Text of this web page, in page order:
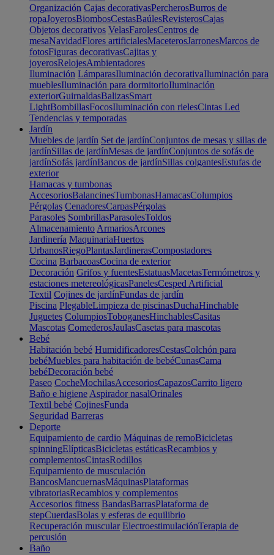
Organización Cajas decorativasPercherosBurros de
ropaJoyerosBiombosCestasBaúlesRevisterosCajas
Objetos decorativos VelasFarolesCentros de
mesaNavidadFlores artificialesMaceterosJarronesMarcos de
fotosFiguras decorativasCajitas y
joyerosRelojesAmbientadores
Iluminación LámparasIluminación decorativaIluminación para
mueblesIluminación para dormitorioIluminación
exteriorGuirnaldasBalizasSmart
LightBombillasFocosIluminación con rielesCintas Led
Tendencias y temporadas
Jardín
Muebles de jardín Set de jardínConjuntos de mesas y sillas de
jardínSillas de jardínMesas de jardínConjuntos de sofás de
jardínSofás jardínBancos de jardínSillas colgantesEstufas de
exterior
Hamacas y tumbonas
AccesoriosBalancinesTumbonasHamacasColumpios
Pérgolas CenadoresCarpasPérgolas
Parasoles SombrillasParasolesToldos
Almacenamiento ArmariosArcones
Jardinería MaquinariaHuertos
UrbanosRiegoPlantasJardinerasCompostadores
Cocina BarbacoasCocina de exterior
Decoración Grifos y fuentesEstatuasMacetasTermómetros y
estaciones metereológicasPanelesCesped Artificial
Textil Cojines de jardínFundas de jardín
Piscina PlegableLimpieza de piscinasDuchaHinchable
Juguetes ColumpiosToboganesHinchablesCasitas
Mascotas ComederosJaulasCasetas para mascotas
Bebé
Habitación bebé HumidificadoresCestasColchón para
bebéMuebles para habitación de bebéCunasCama
bebéDecoración bebé
Paseo CocheMochilasAccesoriosCapazosCarrito ligero
Baño e higiene Aspirador nasalOrinales
Textil bebé CojinesFunda
Seguridad Barreras
Deporte
Equipamiento de cardio Máquinas de remoBicicletas
spinningElípticasBicicletas estáticasRecambios y
complementosCintasRodillos
Equipamiento de musculación
BancosMancuernasMáquinasPlataformas
vibratoriasRecambios y complementos
Accesorios fitness BandasBarrasPlataforma de
stepCuerdasBolas y esferas de equilibrio
Recuperación muscular ElectroestimulaciónTerapia de
percusión
Baño